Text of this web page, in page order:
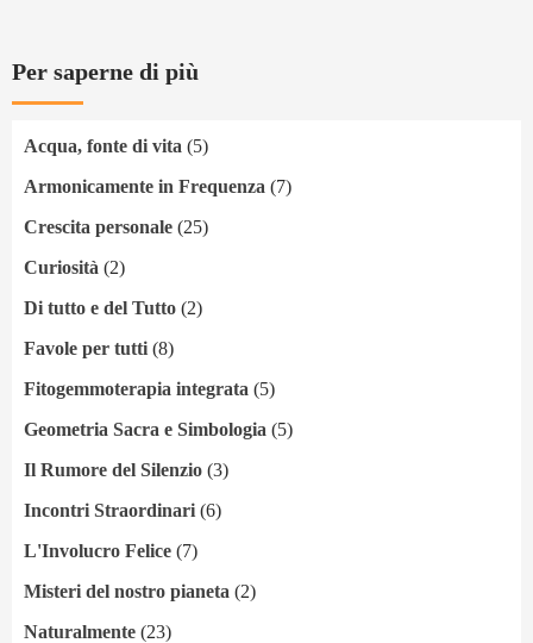
Per saperne di più
Acqua, fonte di vita (5)
Armonicamente in Frequenza (7)
Crescita personale (25)
Curiosità (2)
Di tutto e del Tutto (2)
Favole per tutti (8)
Fitogemmoterapia integrata (5)
Geometria Sacra e Simbologia (5)
Il Rumore del Silenzio (3)
Incontri Straordinari (6)
L'Involucro Felice (7)
Misteri del nostro pianeta (2)
Naturalmente (23)